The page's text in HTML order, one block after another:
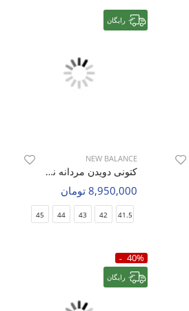
رایگان
NEW BALANCE
کتونی دویدن مردانه نیو بالانس 1906A M
8,950,000 تومان
41.5
42
43
44
45
40%
رایگان